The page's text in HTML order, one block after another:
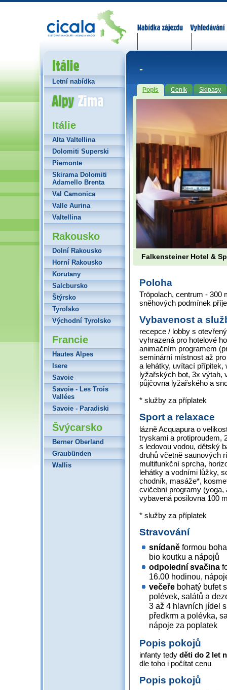
-
Popis Ceník Skipasy
Falkensteiner Hotel &
Poloha
Tröpolach, centrum - 300
sněhových podmínek
Vybavenost a
recepce / lobby s
vyhrazená pro hotelové
animačním programem
seminární místnost až
a lehátky, uvítací přípitek,
lyžařských bot, 3x výtah,
půjčovna lyžařského a
* služby za příplatek
Sport a relaxace
lázně Acquapura o
tryskami a protiproudem,
s ledovou vodou, dětský
druhů včetně saunových
multifunkční sprcha,
lehátky a vodními lůžky,
chodník, masáže*,
cvičební programy (yoga,
vybavená posilovna 100
* služby za příplatek
Stravování
snídaně formou
bio koutku a nápojů
odpolední svačina
16.00 hodinou,
večeře bohatý bufet
polévek, salátů a
3 až 4 hlavních jídel
předkrm a polévka,
nápoje za poplatek
Popis pokojů
infanty tedy děti do 2 let
dle toho i počítat cenu
Popis pokojů
Itálie
Letní nabídka
Alpy Zima
Itálie
Alta Valtellina
Dolomiti Superski
Piemonte
Skirama Dolomiti
Adamello Brenta
Val Camonica
Valle Aurina
Valtellina
Rakousko
Dolní Rakousko
Horní Rakousko
Korutany
Salcbursko
Štýrsko
Tyrolsko
Východní Tyrolsko
Francie
Hautes Alpes
Isere
Savoie
Savoie - Les Trois
Vallées
Savoie - Paradiski
Švýcarsko
Berner Oberland
Graubünden
Wallis